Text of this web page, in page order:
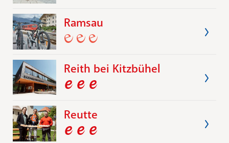
Ramsau
Reith bei Kitzbühel
Reutte